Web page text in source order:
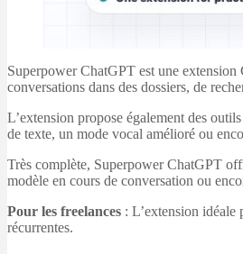
Superpower ChatGPT est une
conversations dans des dossiers, de
L’extension propose également des
de texte, un mode vocal amélioré ou
Très complète, Superpower ChatGPT
modèle en cours de conversation ou
Pour les freelances : L’extension
récurrentes.